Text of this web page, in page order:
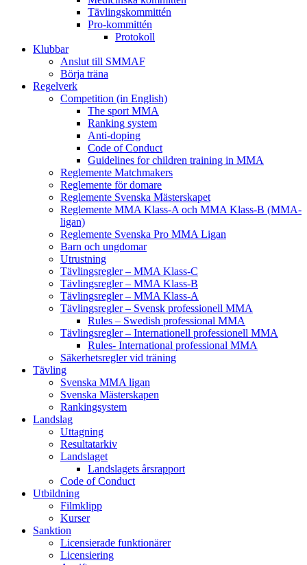
Tävlingskommittén
Pro-kommittén
Protokoll
Klubbar
Anslut till SMMAF
Börja träna
Regelverk
Competition (in English)
The sport MMA
Ranking system
Anti-doping
Code of Conduct
Guidelines for children training in MMA
Reglemente Matchmakers
Reglemente för domare
Reglemente Svenska Mästerskapet
Reglemente MMA Klass-A och MMA Klass-B (MMA-
ligan)
Reglemente Svenska Pro MMA Ligan
Barn och ungdomar
Utrustning
Tävlingsregler – MMA Klass-C
Tävlingsregler – MMA Klass-B
Tävlingsregler – MMA Klass-A
Tävlingsregler – Svensk professionell MMA
Rules – Swedish professional MMA
Tävlingsregler – Internationell professionell MMA
Rules- International professional MMA
Säkerhetsregler vid träning
Tävling
Svenska MMA ligan
Svenska Mästerskapen
Rankingsystem
Landslag
Uttagning
Resultatarkiv
Landslaget
Landslagets årsrapport
Code of Conduct
Utbildning
Filmklipp
Kurser
Sanktion
Licensierade funktionärer
Licensiering